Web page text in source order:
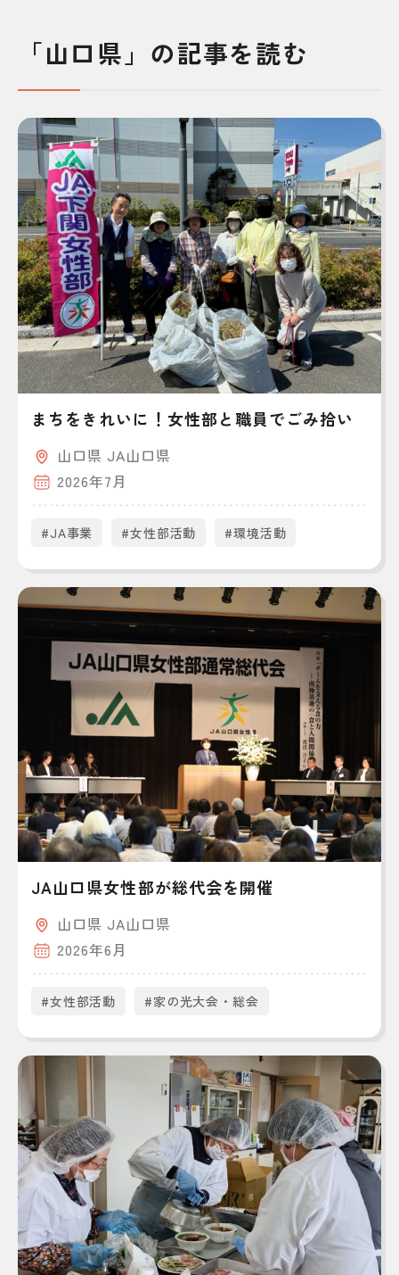
「山口県」の記事を読む
まちをきれいに！女性部と職員でごみ拾い
山口県 JA山口県
2026年7月
#JA事業 #女性部活動 #環境活動
JA山口県女性部が総代会を開催
山口県 JA山口県
2026年6月
#女性部活動 #家の光大会・総会